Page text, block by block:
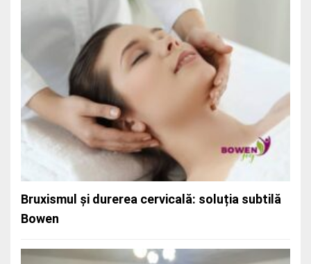
Bruxismul și durerea cervicală: soluția subtilă
Bowen
Durerea cervicală cronică și puterea unei
abordări blânde